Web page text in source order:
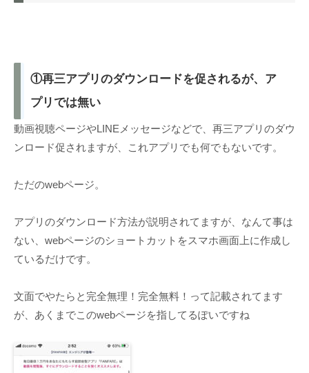
①再三アプリのダウンロードを促されるが、ア
プリでは無い
動画視聴ページやLINEメッセージなどで、再三アプリのダウ
ンロード促されますが、これアプリでも何でもないです。
ただのwebページ。
アプリのダウンロード方法が説明されてますが、なんて事は
ない、webページのショートカットをスマホ画面上に作成し
ているだけです。
文面でやたらと完全無理！完全無料！って記載されてます
が、あくまでこのwebページを指してるぽいですね